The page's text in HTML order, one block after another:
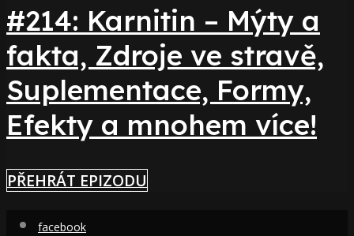
#214: Karnitin – Mýty a
fakta, Zdroje ve stravě,
Suplementace, Formy,
Efekty a mnohem více!
PŘEHRÁT EPIZODU
facebook